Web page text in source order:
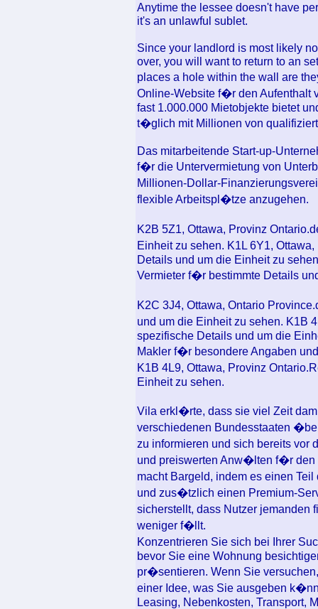
Anytime the lessee doesn't have
it's an unlawful sublet.
Since your landlord is most likely
over, you will want to return to an
places a hole within the wall are
Online-Website f�r den
fast 1.000.000 Mietobjekte bietet
t�glich mit Millionen von
Das mitarbeitende Start-up-
f�r die Untervermietung von
Millionen-Dollar-
flexible Arbeitspl�tze anzugehen.
K2B 5Z1, Ottawa, Provinz
Einheit zu sehen. K1L 6Y1,
Details und um die Einheit zu
Vermieter f�r bestimmte Details
K2C 3J4, Ottawa, Ontario
und um die Einheit zu sehen. K1B
spezifische Details und um die
Makler f�r besondere Angaben
K1B 4L9, Ottawa, Provinz
Einheit zu sehen.
Vila erkl�rte, dass sie viel Zeit
verschiedenen Bundesstaaten
zu informieren und sich bereits vor
und preiswerten Anw�lten f�r den
macht Bargeld, indem es einen
und zus�tzlich einen Premium-
sicherstellt, dass Nutzer jemanden
weniger f�llt.
Konzentrieren Sie sich bei Ihrer
bevor Sie eine Wohnung
pr�sentieren. Wenn Sie
einer Idee, was Sie ausgeben
Leasing, Nebenkosten, Transport,